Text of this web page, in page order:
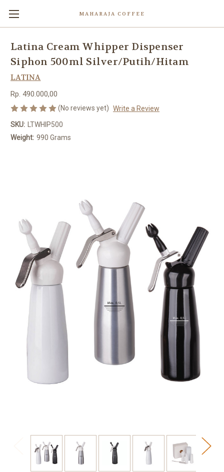
MAHARAJA COFFEE
Latina Cream Whipper Dispenser
Siphon 500ml Silver/Putih/Hitam
LATINA
Rp. 490.000,00
(No reviews yet) Write a Review
SKU:
LTWHIP500
Weight: 990 Grams